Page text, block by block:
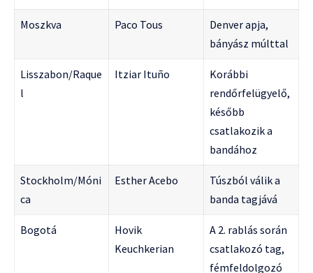
Moszkva Paco Tous
Denver apja,
bányász múlttal
Lisszabon/Raque
l
Itziar Ituño
Korábbi
rendőrfelügyelő,
később
csatlakozik a
bandához
Stockholm/Móni
ca
Esther Acebo
Túszból válik a
banda tagjává
Bogotá
Hovik
Keuchkerian
A 2. rablás során
csatlakozó tag,
fémfeldolgozó